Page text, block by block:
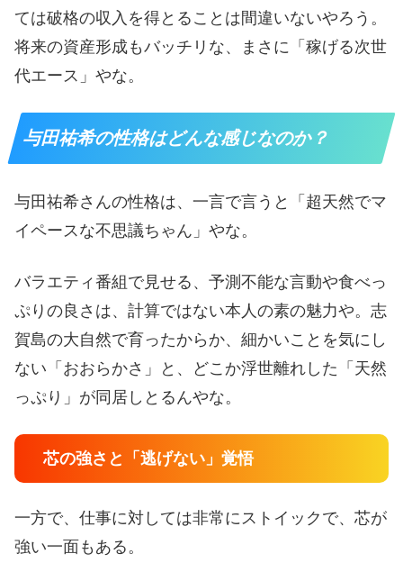
ては破格の収入を得とることは間違いないやろう。
将来の資産形成もバッチリな、まさに「稼げる次世
代エース」やな。
与田祐希の性格はどんな感じなのか？
与田祐希さんの性格は、一言で言うと「超天然でマ
イペースな不思議ちゃん」やな。
バラエティ番組で見せる、予測不能な言動や食べっ
ぷりの良さは、計算ではない本人の素の魅力や。志
賀島の大自然で育ったからか、細かいことを気にし
ない「おおらかさ」と、どこか浮世離れした「天然
っぷり」が同居しとるんやな。
芯の強さと「逃げない」覚悟
一方で、仕事に対しては非常にストイックで、芯が
強い一面もある。